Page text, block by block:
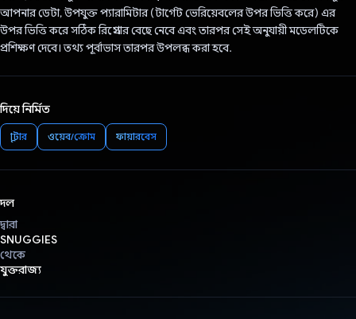
আপনার ডেটা, উপযুক্ত প্যারামিটার (টার্গেট ভেরিয়েবলের উপর ভিত্তি করে) এর
উপর ভিত্তি করে সঠিক রিগ্রেসার বেছে নেবে এবং তারপর সেই অনুযায়ী মডেলটিকে
প্রশিক্ষণ দেবে। তথ্য পূর্বাভাস তারপর উপলব্ধ করা হবে.
দিয়ে নির্মিত
ফ্লাটার ওয়েব/ক্রোম ফায়ারবেস
দল
দ্বারা
SNUGGIES
থেকে
যুক্তরাজ্য